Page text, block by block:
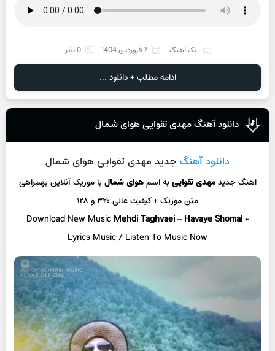
تک آهنگ 7 فروردین 1404 0 نظر
ادامه مطلب + دانلود ...
دانلود آهنگ مهدی تقوایی هوای شمال
دانلود آهنگ جدید مهدی تقوایی هوای شمال
اهنگ جدیدمهدی تقواییبه اسمهوای شمالبا موزیک آنلاینبهمراهی
متن موزیک + کیفیت عالی ۳۲۰ و ۱۲۸
Download New Music Mehdi Taghvaei–Havaye Shomal+
Lyrics Music / Listen To Music Now